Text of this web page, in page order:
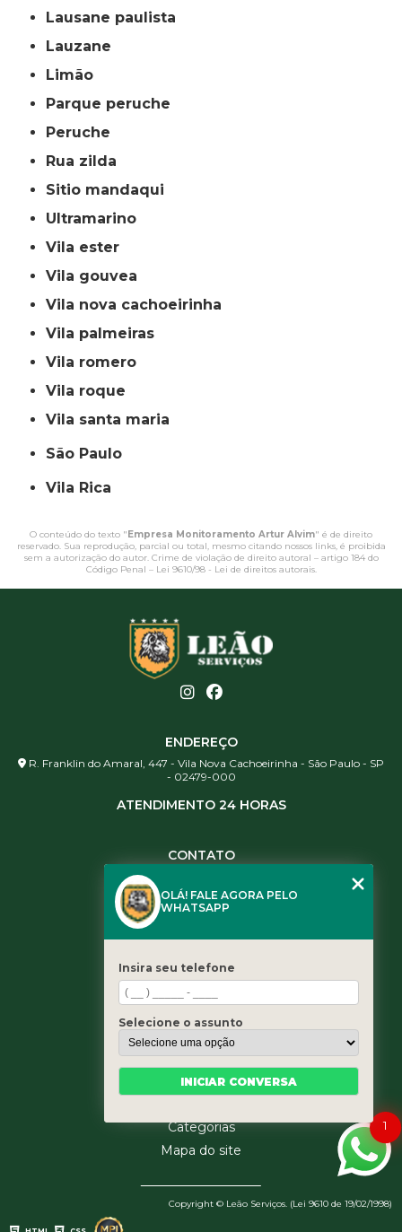
lausane paulista
lauzane
limão
parque peruche
peruche
rua zilda
sitio mandaqui
ultramarino
vila ester
vila gouvea
vila nova cachoeirinha
vila palmeiras
vila romero
vila roque
vila santa maria
São Paulo
Vila Rica
O conteúdo do texto "Empresa Monitoramento Artur Alvim" é de direito
reservado. Sua reprodução, parcial ou total, mesmo citando nossos links, é proibida
sem a autorização do autor. Crime de violação de direito autoral – artigo 184 do
Código Penal – Lei 9610/98 - Lei de direitos autorais.
ENDEREÇO
R. Franklin do Amaral, 447 - Vila Nova Cachoeirinha - São Paulo - SP
- 02479-000
ATENDIMENTO 24 HORAS
CONTATO
(11) 3461-5871
contato@leaoservicos.com.br
Home
Quem somos
Serviços
Blog
Categorias
Mapa do site
Copyright © Leão Serviços. (Lei 9610 de 19/02/1998)
1
OLÁ! FALE AGORA PELO
WHATSAPP
Insira seu telefone
Selecione o assunto
INICIAR CONVERSA